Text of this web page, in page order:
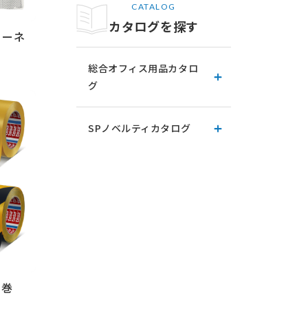
ネ
カタログを探す
CATALOG
総合オフィス用品カタロ
グ
SPノベルティカタログ